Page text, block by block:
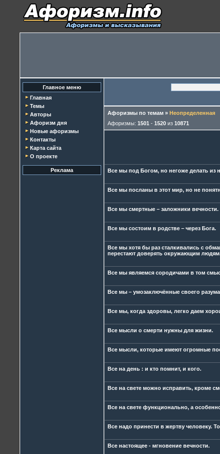
Главное меню
Главная
Темы
Авторы
Афоризм дня
Новые афоризмы
Контакты
Карта сайта
О проекте
Реклама
Афоризмы по темам » Неопределенная
Афоризмы: 1501 - 1520 из 10871
Все мы под Богом, но негоже делать из
Все мы посланы в этот мир, но не
Все мы смертные – заложники вечности.
Все мы состоим в родстве – через Бога.
Все мы хотя бы раз сталкивались с
перестают доверять окружающим
Все мы являемся сородичами в том
Все мы – умозаключённые своего
Все мы, когда здоровы, легко даем
Все мысли о смерти нужны для жизни.
Все мысли, которые имеют огромные
Все на день : и кто помнит, и кого.
Все на свете можно исправить, кроме
Все на свете функционально, а
Все надо принести в жертву человеку.
Все настоящее - мгновение вечности.